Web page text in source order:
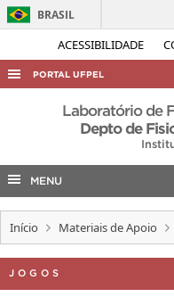
ACESSIBILIDADE
BRASIL
PORTAL UFPEL
ACESSO À INFORMAÇÃO
AUDITORIA
COBALTO
CONCURSOS
EDITAIS
INTERNACIONAL
Laboratório de
Depto de
MENU
Início Materiais de Apoio
JOGOS